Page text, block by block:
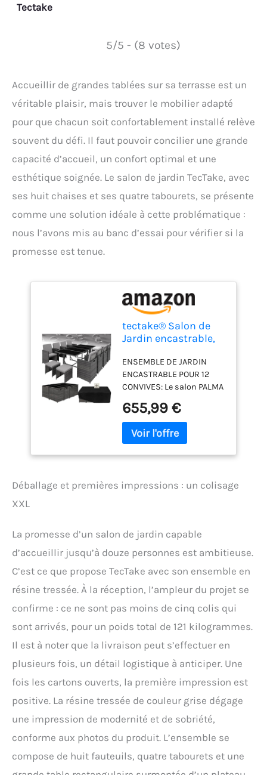
Tectake
5/5 - (8 votes)
Accueillir de grandes tablées sur sa terrasse est un
véritable plaisir, mais trouver le mobilier adapté
pour que chacun soit confortablement installé relève
souvent du défi. Il faut pouvoir concilier une grande
capacité d’accueil, un confort optimal et une
esthétique soignée. Le salon de jardin TecTake, avec
ses huit chaises et ses quatre tabourets, se présente
comme une solution idéale à cette problématique :
nous l’avons mis au banc d’essai pour vérifier si la
promesse est tenue.
tectake® Salon de
Jardin encastrable,
tressée, Housse
ENSEMBLE DE JARDIN
ENCASTRABLE POUR 12
CONVIVES: Le salon PALMA
places avec 8 chaises, 4
tabourets et une table à
plaques de verre. Parfait
MOBILIER EXTÉRIEUR EN
polyrattan associée à un
cadre acier solide garantit
intempéries. Vous
bénéficiez d'une structure
espaces de terrasse.
ÉCONOMIE D'ESPACE LORS
HOUSSE: La conception
encastrable du salon
compact et optimisé. La
housse de protection
incluse préserve vos
meubles de jardin durant
l'hiver ou les absences
prolongées. CONFORT
QUOTIDIEN AVEC
655,99 €
Déballage et premières impressions : un colisage
XXL
La promesse d’un salon de jardin capable
d’accueillir jusqu’à douze personnes est ambitieuse.
C’est ce que propose TecTake avec son ensemble en
résine tressée. À la réception, l’ampleur du projet se
confirme : ce ne sont pas moins de cinq colis qui
sont arrivés, pour un poids total de 121 kilogrammes.
Il est à noter que la livraison peut s’effectuer en
plusieurs fois, un détail logistique à anticiper. Une
fois les cartons ouverts, la première impression est
positive. La résine tressée de couleur grise dégage
une impression de modernité et de sobriété,
conforme aux photos du produit. L’ensemble se
compose de huit fauteuils, quatre tabourets et une